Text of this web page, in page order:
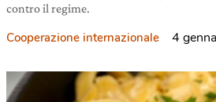
contro il regime.
Cooperazione internazionale 4